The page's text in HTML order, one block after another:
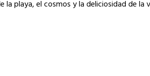
playa, el cosmos y la deliciosidad de la